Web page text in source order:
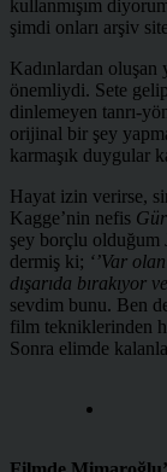
kullanmışım
şimdi onları arşiv
Kadınlardan oluşan
önemliydi. Sete
dinlemeyen tanrı-
orijinal bir şey
karmaşık duygular
Hayat izin verirse,
Kagge’nin nefis
şey borçlu olduğum
dermiş ki; ‘’Var
dışarıda bırakıyor
sevdim bunu. Ben
film tekniklerinden
Sonra elimde